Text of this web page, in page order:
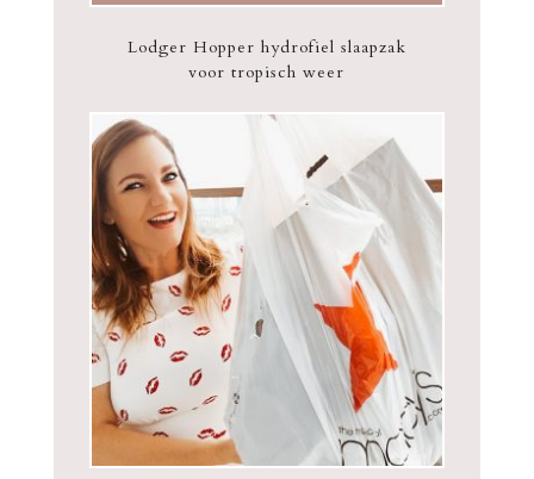
Lodger Hopper hydrofiel slaapzak
voor tropisch weer